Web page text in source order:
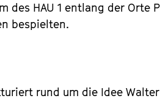
des HAU 1 entlang der Orte
bespielten.
rund um die Idee